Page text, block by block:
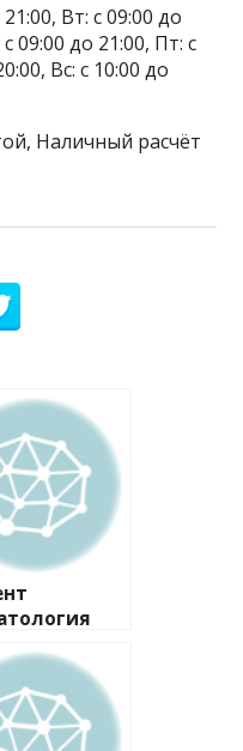
Вт: с 09:00 до
09:00 до 21:00, Пт: с
Вс: с 10:00 до
Наличный расчёт